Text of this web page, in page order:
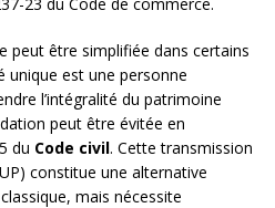
peut être simplifiée dans certains
unique est une personne
l’intégralité du patrimoine
peut être évitée en
du Code civil. Cette transmission
constitue une alternative
mais nécessite